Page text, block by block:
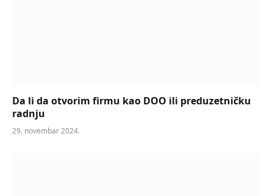
Da li da otvorim firmu kao DOO ili preduzetničku
radnju
29. novembar 2024.